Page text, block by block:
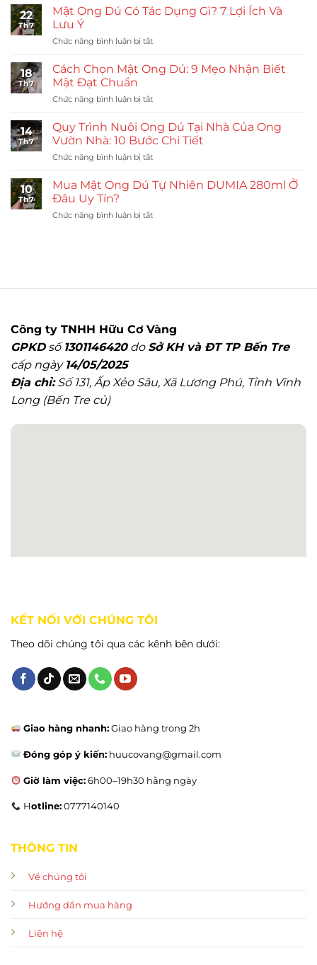
Dú
Quy
Nhân
Đàn
Vườn
22
Th7
Mật Ong Dú Có Tác Dụng Gì? 7 Lợi Ích Và
Lưu Ý
Chức năng bình luận bị tắtở
Ong
Dú
Tác
Gì?
7
Ích
Lưu
18
Th7
Cách Chọn Mật Ong Dú: 9 Mẹo Nhận Biết
Mật Đạt Chuẩn
Chức năng bình luận bị tắtở
Chọn
Mật
Ong
Dú:
Mẹo
Mật
14
Th7
Quy Trình Nuôi Ong Dú Tại Nhà Của Ong
Vườn Nhà: 10 Bước Chi Tiết
Chức năng bình luận bị tắtở
Trình
Nuôi
Dú
Nhà:
Chi
10
Th7
Mua Mật Ong Dú Tự Nhiên DUMIA 280ml Ở
Đâu Uy Tín?
Chức năng bình luận bị tắtở
Nhiên
Ở
Đâu
Uy
Công ty TNHH Hữu Cơ Vàng
GPKDsố1301146420do Sở KH và ĐT TP Bến Tre
cấp ngày 14/05/2025
Địa chỉ:Số 131, Ấp Xẻo Sâu, Xã Lương Phú, Tỉnh Vĩnh
Long (Bến Tre củ)
Giao hàng nhanh:Giao hàng trong 2h
Đóng góp ý kiến: huucovang@gmail.com
Giờ làm việc:6h00–19h30 hằng ngày
Hotline:0777140140
THÔNG TIN
Về chúng tôi
Hướng dẩn mua hàng
Liên hệ
KẾT NỐI VỚI CHÚNG TÔI
Theo dõi chúng tôi qua các kênh bên dưới: